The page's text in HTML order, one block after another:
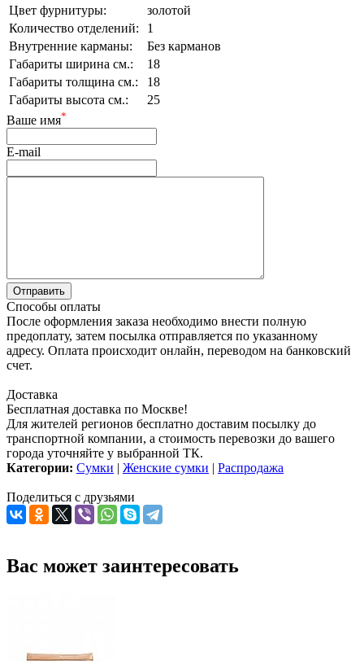
Цвет фурнитуры:
золотой
Количество отделений:
1
Внутренние карманы:
Без карманов
Габариты ширина см.:
18
Габариты толщина см.:
18
Габариты высота см.:
25
Ваше имя*
E-mail
Способы оплаты
После оформления заказа необходимо внести полную
предоплату, затем посылка отправляется по указанному
адресу. Оплата происходит онлайн, переводом на банковский
счет.
Доставка
Бесплатная доставка по Москве!
Для жителей регионов бесплатно доставим посылку до
транспортной компании, а стоимость перевозки до вашего
города уточняйте у выбранной ТК.
Категории: Сумки | Женские сумки | Распродажа
Поделиться с друзьями
Вас может заинтересовать